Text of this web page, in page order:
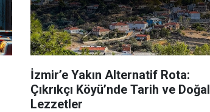
İzmir’e Yakın Alternatif Rota:
Çıkrıkçı Köyü’nde Tarih ve Doğal
Lezzetler